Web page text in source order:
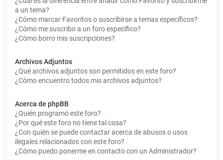
a un tema?
¿Cómo marcar Favoritos o suscribirse a temas específicos?
¿Cómo me suscribo a un foro específico?
¿Cómo borro mis suscripciones?
Archivos Adjuntos
¿Qué archivos adjuntos son permitidos en este foro?
¿Cómo encuentro todos mis archivos adjuntos?
Acerca de phpBB
¿Quién programó este foro?
¿Por qué este foro no tiene tal cosa?
¿Con quién se puede contactar acerca de abusos o usos
ilegales relacionados con este foro?
¿Cómo puedo ponerme en contacto con un Administrador?